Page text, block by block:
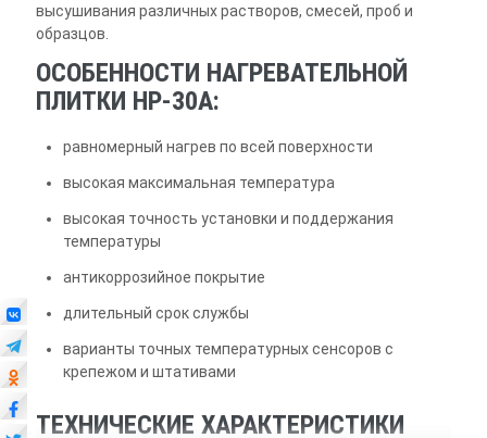
высушивания различных растворов, смесей, проб и
образцов.
ОСОБЕННОСТИ НАГРЕВАТЕЛЬНОЙ
ПЛИТКИ НР-30А:
равномерный нагрев по всей поверхности
высокая максимальная температура
высокая точность установки и поддержания
температуры
антикоррозийное покрытие
длительный срок службы
варианты точных температурных сенсоров c
крепежом и штативами
ТЕХНИЧЕСКИЕ ХАРАКТЕРИСТИКИ